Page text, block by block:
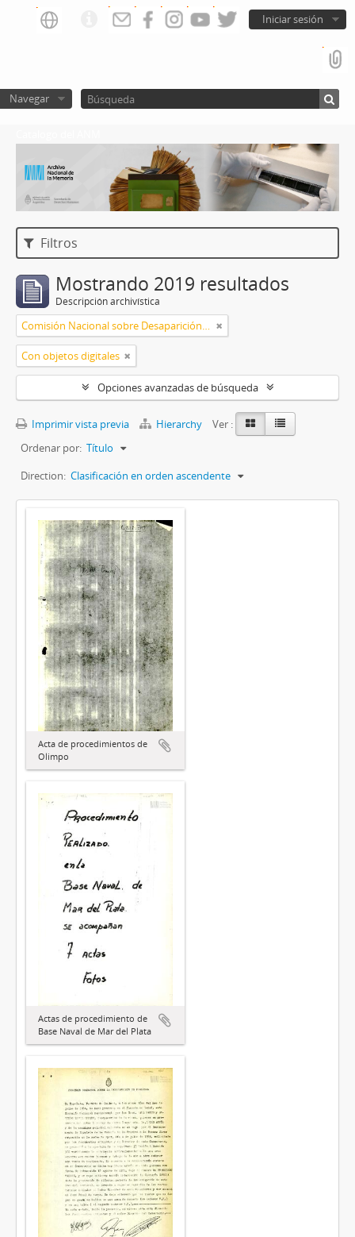
Iniciar sesión
Navegar
Filtros
Mostrando 2019 resultados
Descripción archivística
Comisión Nacional sobre Desaparición de Personas (CONADEP)
Con objetos digitales
Opciones avanzadas de búsqueda
Imprimir vista previa Hierarchy
Ver :
Ordenar por: Título
Direction: Clasificación en orden ascendente
Acta de procedimientos de
Olimpo
Actas de procedimiento de
Base Naval de Mar del Plata